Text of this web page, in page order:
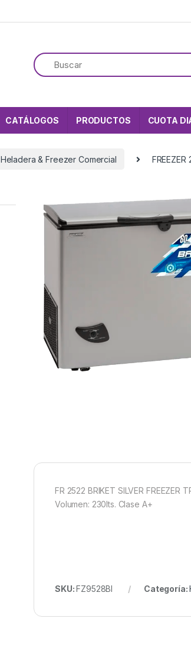
CATÁLOGOS PRODUCTOS CUOTA
Heladera & Freezer Comercial FREEZER
FR 2522 BRIKET SILVER
Volumen: 230lts. Clase A+
SKU:FZ9528BI Categoría: